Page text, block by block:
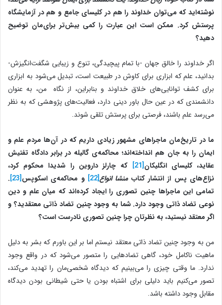
نوشته‌اید که می‌توان خداوند را هم در کلیسای جامع و هم در آزمایشگاه
پرستش کرد. ممکن است این عبارت را کمی بیش‌تر برایمان توضیح
دهید؟
اگر خداوند را خالق جهان -با تمام پیچیدگی، تنوع و زیبایی شگفت‌انگیزش-
بدانید، علم که ابزاری برای کاوش در طبیعت است، تبدیل می‌شود به ابزاری
برای کشف توانایی‌های خلاق خداوند و بنابراین، از نگاه من، به عنوان
دانشمندی که در عین حال باور دینی دارد، فعالیت‌های پژوهشی که به نظر
می‌رسد علم باشند، فرصتی برای پرستش تلقی شوند.
ما در تاریخ‌مان ماجراهای مشهور زیادی داریم که در آن‌ها مردم علم و
ایمان را به جان هم انداخته‌اند؛ محاکمه‌ی گالیله در برابر دادگاه تفتیش
عقاید، ‌کلیسای انگلیکان[21]
که چارلز داروین را شدیدا محکوم کرد،
نزاع‌های پس از انتشار کتابمنشا انواع[22] و محاکمه‌ی اسکوپس[23]
.
تمامی این ماجراها چنین تصوری را ایجاد کرده‌اند که میان علم و دین
نوعی تضاد ذاتی وجود دارد. شما به وجود چنین تضاد ذاتی معتقدید؟ و
اگر معتقد نیستید، به نظرتان چرا چنین تصوری نادرست است؟
من به وجود چنین تضاد ذاتی معتقد نیستم اما بر این باورم که بشر به دلیل
ماهیت ناکامل خود، گاهی تضادهایی را متصور می‌شود که در واقع وجود
ندارد. ما وقتی چیزی را می‌بینیم که دیدگاه شخصی‌مان را تهدید می‌کند،
تصور می‌کنیم باید دلیلی برای اشتباه بودن یا حتی شیطانی بودن دیدگاه
مقابل وجود داشته باشد.